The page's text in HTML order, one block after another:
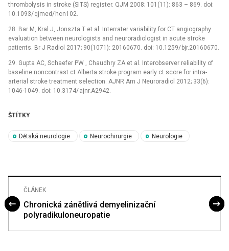
thrombolysis in stroke (SITS) register. QJM 2008; 101(11): 863 –⁠ 869. doi:
10.1093/ qjmed/ hcn102.
28. Bar M, Kral J, Jonszta T et al. Inter­rater variability for CT angiography
evaluation between neurologists and neuroradiologist in acute stroke
patients. Br J Radiol 2017; 90(1071): 20160670. doi: 10.1259/ bjr.20160670.
29. Gupta AC, Schaefer PW , Chaudhry ZA et al. Interobserver reliability of
baseline noncontrast ct Alberta stroke program early ct score for intra-
arterial stroke treatment selection. AJNR Am J Neuroradiol 2012; 33(6):
1046-1049. doi: 10.3174/ ajnr.A2942.
ŠTÍTKY
Dětská neurologie Neurochirurgie Neurologie
ČLÁNEK
Chronická zánětlivá demyelinizační
polyradikuloneuropatie